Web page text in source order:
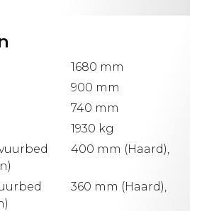
1680 mm
900 mm
740 mm
1930 kg
400 mm (Haard),
360 mm (Haard),